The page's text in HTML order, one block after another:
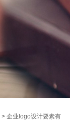
> 企业logo设计要素有